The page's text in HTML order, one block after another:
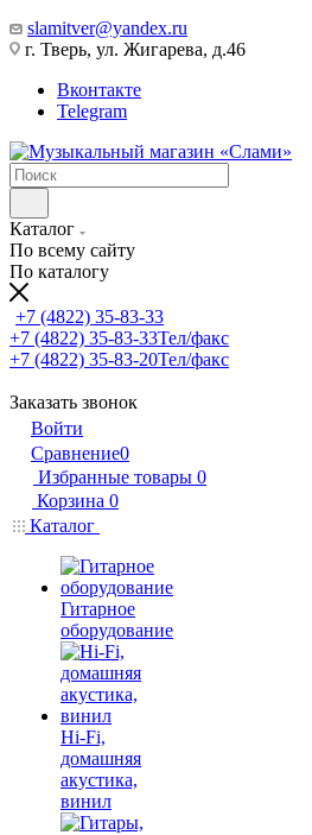
slamitver@yandex.ru
г. Тверь, ул. Жигарева, д.46
Вконтакте
Telegram
Каталог
По всему сайту
По каталогу
+7 (4822) 35-83-33
+7 (4822) 35-83-33Тел/факс
+7 (4822) 35-83-20Тел/факс
Заказать звонок
Войти
Сравнение0
Избранные товары 0
Корзина 0
Каталог
Гитарное
оборудование
Hi-Fi,
домашняя
акустика,
винил